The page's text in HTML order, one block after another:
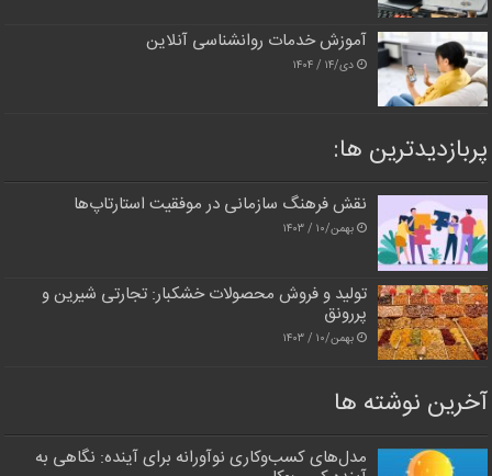
آموزش خدمات روانشناسی آنلاین
دی/۱۴ / ۱۴۰۴
پربازدیدترین‌ ها:
نقش فرهنگ سازمانی در موفقیت استارتاپ‌ها
بهمن/۱۰ / ۱۴۰۳
تولید و فروش محصولات خشکبار: تجارتی شیرین و
پررونق
بهمن/۱۰ / ۱۴۰۳
آخرین نوشته ها
مدل‌های کسب‌وکاری نوآورانه برای آینده: نگاهی به